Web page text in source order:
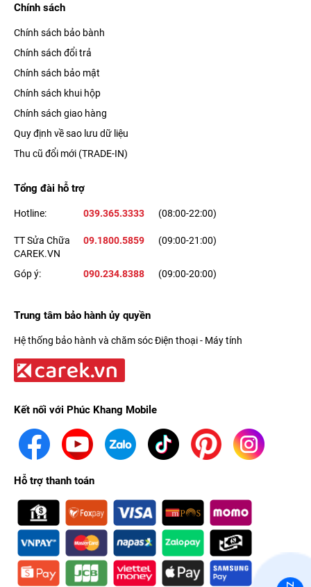
Chính sách
Chính sách bảo bành
Chính sách đổi trả
Chính sách bảo mật
Chính sách khui hộp
Chính sách giao hàng
Quy định về sao lưu dữ liệu
Thu cũ đổi mới (TRADE-IN)
Tổng đài hỗ trợ
Hotline: 039.365.3333 (08:00-22:00)
TT Sửa Chữa
CAREK.VN
09.1800.5859 (09:00-21:00)
Góp ý: 090.234.8388 (09:00-20:00)
Trung tâm bảo hành ủy quyền
Hệ thống bảo hành và chăm sóc Điện thoại - Máy tính
Kết nối với Phúc Khang Mobile
Hỗ trợ thanh toán